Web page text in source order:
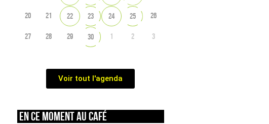
20 21 22 23 24 25 26
27 28 29 30 1 2 3
Voir tout l'agenda
En ce moment au café